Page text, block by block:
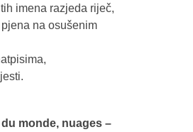
imena razjeda riječ,
na osušenim
monde, nuages –